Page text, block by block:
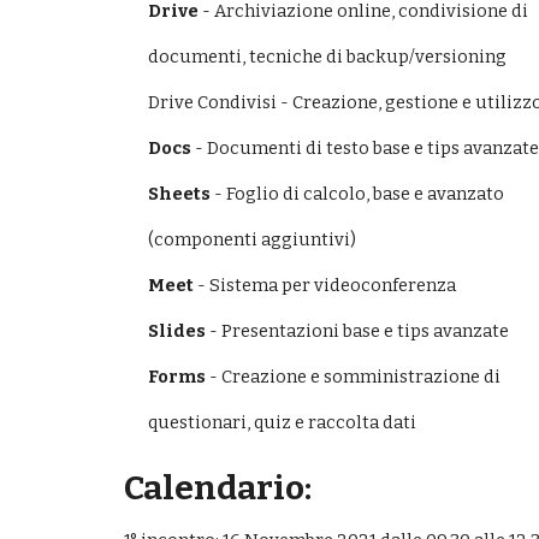
Drive - Archiviazione online, condivisione di
documenti, tecniche di backup/versioning
Drive Condivisi - Creazione, gestione e
Docs - Documenti di testo base e tips avanzate
Sheets - Foglio di calcolo, base e avanzato
(componenti aggiuntivi)
Meet - Sistema per videoconferenza
Slides - Presentazioni base e tips avanzate
Forms - Creazione e somministrazione di
questionari, quiz e raccolta dati
Calendario: